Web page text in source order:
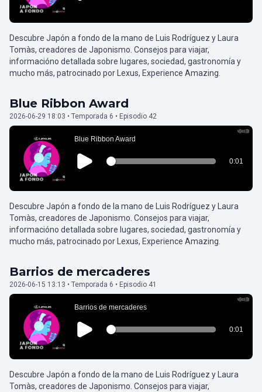
Descubre Japón a fondo de la mano de Luis Rodríguez y Laura
Tomàs, creadores de Japonismo. Consejos para viajar,
informacióno detallada sobre lugares, sociedad, gastronomía y
mucho más, patrocinado por Lexus, Experience Amazing.
Blue Ribbon Award
2026-06-29 18:03 • Temporada 6 • Episodio 42
Descubre Japón a fondo de la mano de Luis Rodríguez y Laura
Tomàs, creadores de Japonismo. Consejos para viajar,
informacióno detallada sobre lugares, sociedad, gastronomía y
mucho más, patrocinado por Lexus, Experience Amazing.
Barrios de mercaderes
2026-06-15 13:13 • Temporada 6 • Episodio 41
Descubre Japón a fondo de la mano de Luis Rodríguez y Laura
Tomàs, creadores de Japonismo. Consejos para viajar,